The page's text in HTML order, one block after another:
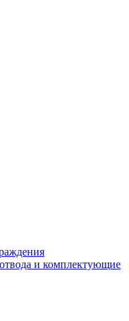
и комплектующие